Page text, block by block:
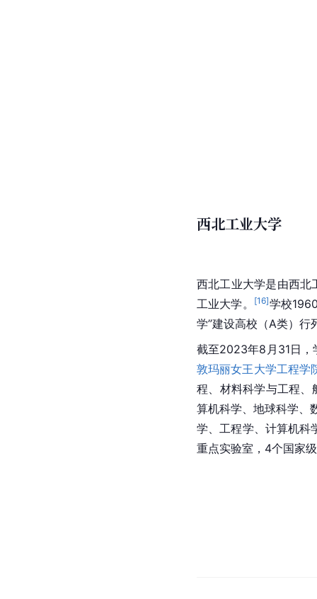
西北工业大学
西北工业大学是由西北
工业大学。
[16]学校
学”建设高校（A类）行
截至2023年8月31日，
敦玛丽女王大学工程学
程、 材料科学与工程、
算机科学、地球科学、
学、工程学、计算机科
重点实验室，4个国家